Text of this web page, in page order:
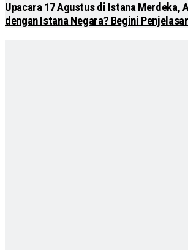
Upacara 17 Agustus di Istana Merdeka,
dengan Istana Negara? Begini